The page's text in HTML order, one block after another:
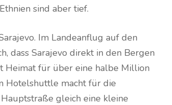
sind aber tief.
Im Landeanflug auf den
dass Sarajevo direkt in den Bergen
Heimat für über eine halbe Million
Hotelshuttle macht für die
gleich eine kleine